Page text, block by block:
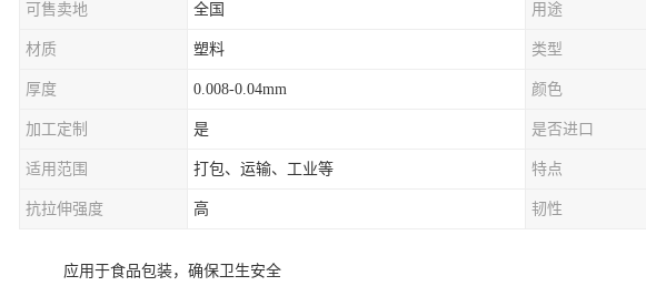
可售卖地 全国 用途
材质 塑料 类型
厚度 0.008-0.04mm 颜色
加工定制 是 是否进口
适用范围 打包、运输、工业等 特点
抗拉伸强度 高 韧性
应用于食品包装，确保卫生安全